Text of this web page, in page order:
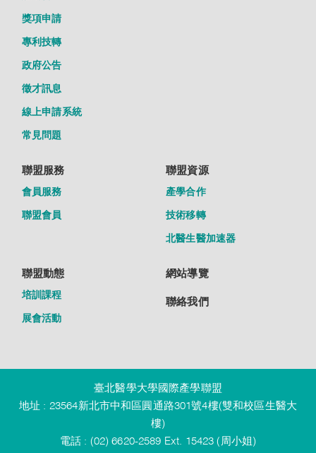
獎項申請
專利技轉
政府公告
徵才訊息
線上申請系統
常見問題
聯盟服務
會員服務
聯盟會員
聯盟資源
產學合作
技術移轉
北醫生醫加速器
聯盟動態
培訓課程
展會活動
網站導覽
聯絡我們
臺北醫學大學國際產學聯盟
地址 : 23564新北市中和區圓通路301號4樓(雙和校區生醫大
樓)
電話 : (02) 6620-2589 Ext. 15423 (周小姐)